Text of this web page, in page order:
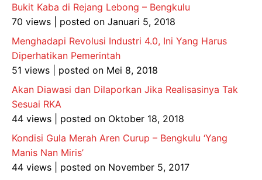
Bukit Kaba di Rejang Lebong – Bengkulu
70 views
posted on Januari 5, 2018
Menghadapi Revolusi Industri 4.0, Ini Yang Harus
Diperhatikan Pemerintah
51 views
posted on Mei 8, 2018
Akan Diawasi dan Dilaporkan Jika Realisasinya Tak
Sesuai RKA
44 views
posted on Oktober 18, 2018
Kondisi Gula Merah Aren Curup – Bengkulu ‘Yang
Manis Nan Miris’
44 views
posted on November 5, 2017